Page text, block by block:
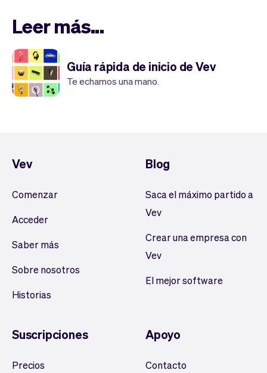
Leer más...
Guía rápida de inicio de Vev
Te echamos una mano.
Vev
Comenzar
Acceder
Saber más
Sobre nosotros
Historias
Blog
Saca el máximo partido a
Vev
Crear una empresa con
Vev
El mejor software
Suscripciones
Precios
Apoyo
Contacto